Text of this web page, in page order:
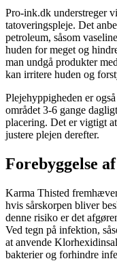
Pro-ink.dk understreger
tatoveringspleje. Det
petroleum, såsom
huden for meget og
man undgå produkter
kan irritere huden og
Plejehyppigheden er
området 3-6 gange
placering. Det er vigtigt
justere plejen derefter.
Forebyggelse
Karma Thisted
hvis sårskorpen bliver
denne risiko er det
Ved tegn på infektion,
at anvende
bakterier og forhindre